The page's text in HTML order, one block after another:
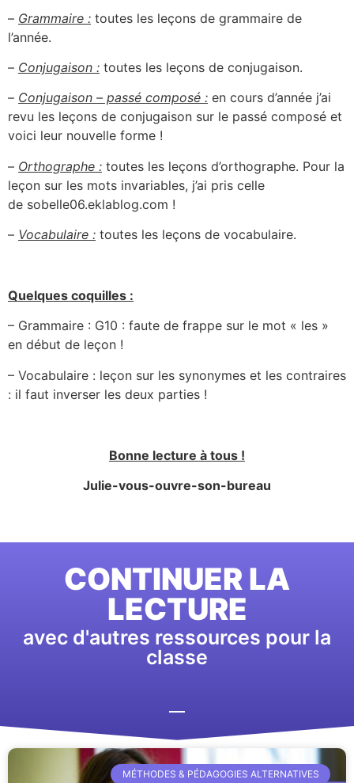
– Grammaire : toutes les leçons de grammaire de
l’année.
– Conjugaison : toutes les leçons de conjugaison.
– Conjugaison – passé composé : en cours d’année j’ai
revu les leçons de conjugaison sur le passé composé et
voici leur nouvelle forme !
– Orthographe : toutes les leçons d’orthographe. Pour la
leçon sur les mots invariables, j’ai pris celle
de sobelle06.eklablog.com !
– Vocabulaire : toutes les leçons de vocabulaire.
Quelques coquilles :
– Grammaire : G10 : faute de frappe sur le mot « les »
en début de leçon !
– Vocabulaire : leçon sur les synonymes et les contraires
: il faut inverser les deux parties !
Bonne lecture à tous !
Julie-vous-ouvre-son-bureau
CONTINUER LA
LECTURE
avec d'autres ressources pour la
classe
MÉTHODES & PÉDAGOGIES ALTERNATIVES